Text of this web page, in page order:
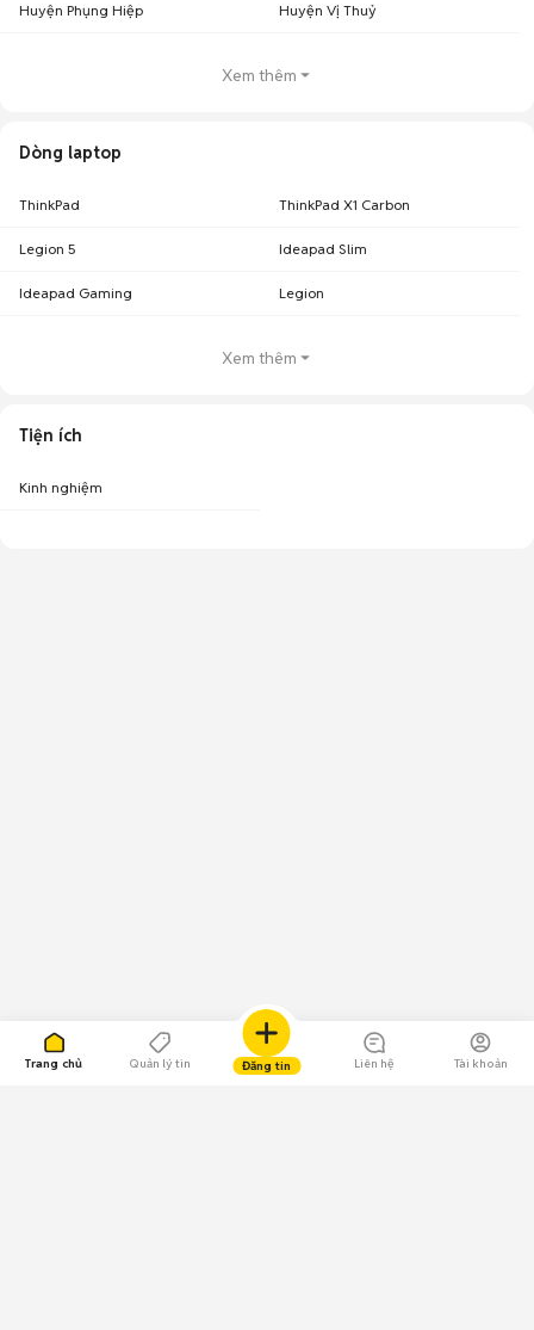
Trang chủ Quản lý tin Đăng tin Liên hệ Tài khoản
Huyện Phụng Hiệp Huyện Vị Thuỷ
Xem thêm
Dòng laptop
ThinkPad ThinkPad X1 Carbon
Legion 5 Ideapad Slim
Ideapad Gaming Legion
Xem thêm
Tiện ích
Kinh nghiệm